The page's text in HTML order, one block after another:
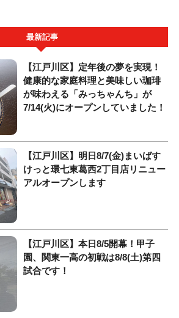
最新記事
【江戸川区】定年後の夢を実現！
健康的な家庭料理と美味しい珈琲
が味わえる「みっちゃんち」が
7/14(火)にオープンしていました！
【江戸川区】明日8/7(金)まいばす
けっと環七東葛西2丁目店リニュー
アルオープンします
【江戸川区】本日8/5開幕！甲子
園、関東一高の初戦は8/8(土)第四
試合です！